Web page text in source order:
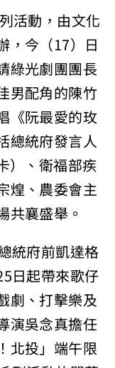
活動，由文化
今（17）日
綠光劇團團長
男配角的陳竹
《阮最愛的玫
總統府發言人
）、衛福部疾
煌、農委會主
襄盛舉。
統府前凱達格
日起帶來歌仔
劇、打擊樂及
演吳念真擔任
北投」端午限